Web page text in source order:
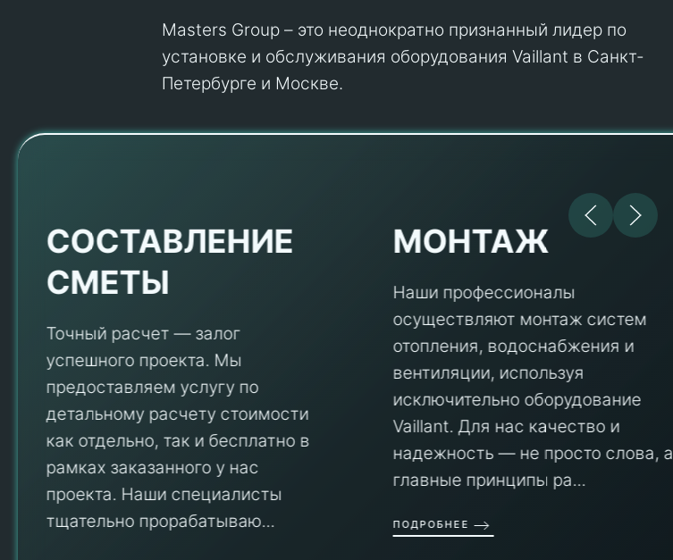
Masters Group – это неоднократно признанный лидер по
установке и обслуживания оборудования Vaillant в Санкт-
Петербурге и Москве.
СОСТАВЛЕНИЕ
СМЕТЫ
Точный расчет — залог
успешного проекта. Мы
предоставляем услугу по
детальному расчету стоимости
как отдельно, так и бесплатно в
рамках заказанного у нас
проекта. Наши специалисты
тщательно прорабатываю...
МОНТАЖ
Наши профессионалы
осуществляют монтаж систем
отопления, водоснабжения и
вентиляции, используя
исключительно оборудование
Vaillant. Для нас качество и
надежность — не просто слова, а
главные принципы ра...
ПОДРОБНЕЕ